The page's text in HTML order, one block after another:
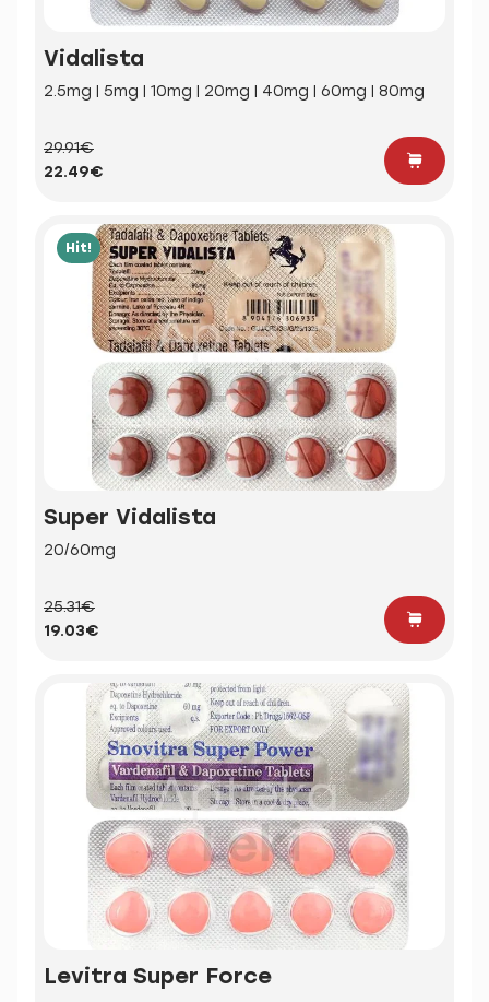
Vidalista
2.5mg | 5mg | 10mg | 20mg | 40mg | 60mg | 80mg
29.91€
22.49€
Hit!
Super Vidalista
20/60mg
25.31€
19.03€
Levitra Super Force